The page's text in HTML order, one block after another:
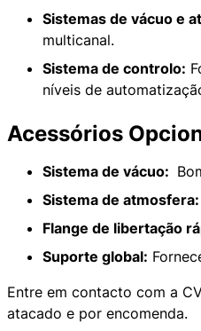
Sistemas de vácuo e
multicanal.
Sistema de controlo:
níveis de
Acessórios
Sistema de vácuo:
Sistema de atmosfera:
Flange de libertação
Suporte global:
Entre em contacto com a
atacado e por encomenda.
Serviços: OEM, ODM, Marca
País de origem: China